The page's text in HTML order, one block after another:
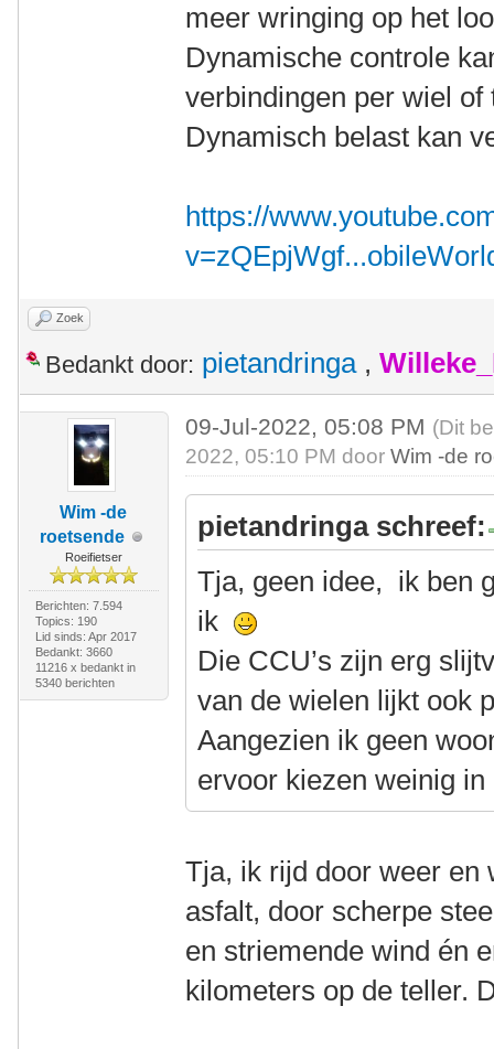
meer wringing op het
Dynamische controle
verbindingen per wiel
Dynamisch belast kan
https://
Zoek
Bedankt door: pietandringa,
Wim -de
roetsende
Roeifietser
Berichten: 7.594
Topics: 190
Lid sinds: Apr 2017
Bedankt: 3660
11216 x bedankt in
5340 berichten
09-Jul-2022, 05:08 PM (Dit
2022, 05:10 PM doorWim -de
pietandringa schreef:
Tja, geen idee, ik ben
ik
Die CCU’s zijn erg
van de wielen lijkt ook
Aangezien ik geen
ervoor kiezen weinig
Tja, ik rijd door weer en
asfalt, door scherpe
en striemende wind én
kilometers op de teller.